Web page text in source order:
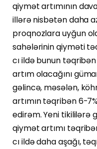
qiymət artımının
illərə nisbətən daha
proqnozlara uyğun
sahələrinin qiyməti
cı ildə bunun təqribən
artım olacağını
gəlincə, məsələn,
artımın təqribən 6-
edirəm. Yeni tikililərə
qiymət artımı
cı ildə daha aşağı,